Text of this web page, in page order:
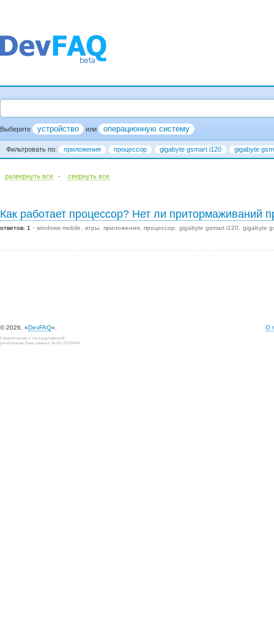
Выберите устройство или операционную систему
Фильтровать по: приложения процессор gigabyte gsmart i120 gigabyte
развернуть все · cвернуть все
Как работает процессор? Нет ли притормаживаний
ответов: 1 windows mobile игры приложения процессор gigabyte gsmart i120 gigabyte
© 2026, «DevFAQ». О
Свидетельство о государственной
регистрации базы данных №2012620649.